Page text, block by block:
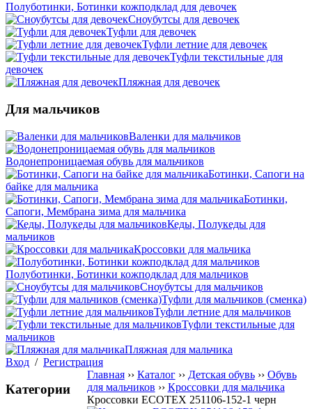
Полуботинки, Ботинки кожподклад для девочек
Сноубутсы для девочек
Туфли для девочек
Туфли летние для девочек
Туфли текстильные для
девочек
Пляжная для девочек
Для мальчиков
Валенки для мальчиков
Водонепроницаемая обувь для мальчиков
Ботинки, Сапоги на
байке для мальчика
Ботинки,
Сапоги, Мембрана зима для мальчика
Кеды, Полукеды для
мальчиков
Кроссовки для мальчика
Полуботинки, Ботинки кожподклад для мальчиков
Сноубутсы для мальчиков
Туфли для мальчиков (сменка)
Туфли летние для мальчиков
Туфли текстильные для
мальчиков
Пляжная для мальчика
Вход / Регистрация
Главная ›› Каталог ›› Детская обувь ›› Обувь
для мальчиков ›› Кроссовки для мальчика
Кроссовки ECOTEX 251106-152-1 черн
Категории